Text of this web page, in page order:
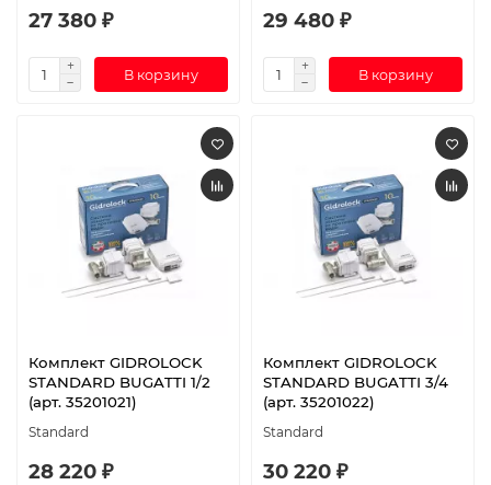
27 380 ₽
В корзину
29 480 ₽
В корзину
Комплект GIDROLOCK
STANDARD BUGATTI 1/2
(арт. 35201021)
Standard
28 220 ₽
Комплект GIDROLOCK
STANDARD BUGATTI 3/4
(арт. 35201022)
Standard
30 220 ₽